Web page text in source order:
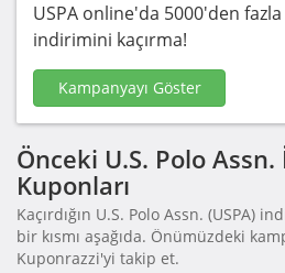
USPA online'da 5000'den
indirimini kaçırma!
Kampanyayı Göster
Önceki U.S. Polo
Kuponları
Kaçırdığın U.S. Polo Assn. (USPA)
bir kısmı aşağıda. Önümüzdeki
Kuponrazzi'yi takip et.